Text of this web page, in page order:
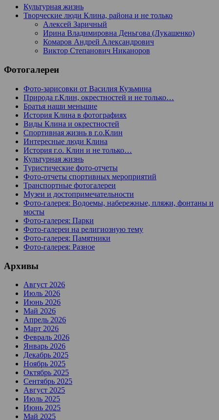
Культурная жизнь
Творческие люди Клина, района и не только
Алексей Заричный
Ирина Владимировна Деньгова (Лукашенко)
Комаров Андрей Александрович
Виктор Степанович Никаноров
Фотогалереи
Фото-зарисовки от Василия Кузьмина
Природа г.Клин, окрестностей и не только…
Братья наши меньшие
История Клина в фотографиях
Виды Клина и окрестностей
Спортивная жизнь в г.о.Клин
Интересные люди Клина
История г.о. Клин и не только…
Культурная жизнь
Туристические фото-отчеты
Фото-отчеты спортивных мероприятий
Транспортные фотогалереи
Музеи и достопримечательности
Фото-галерея: Водоемы, набережные, пляжи, фонтаны и
мосты
Фото-галерея: Парки
Фото-галереи на религиозную тему
Фото-галерея: Памятники
Фото-галерея: Разное
Архивы
Август 2026
Июль 2026
Июнь 2026
Май 2026
Апрель 2026
Март 2026
Февраль 2026
Январь 2026
Декабрь 2025
Ноябрь 2025
Октябрь 2025
Сентябрь 2025
Август 2025
Июль 2025
Июнь 2025
Май 2025